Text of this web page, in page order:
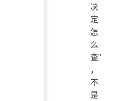
决
定
怎
么
查”
，
不
是